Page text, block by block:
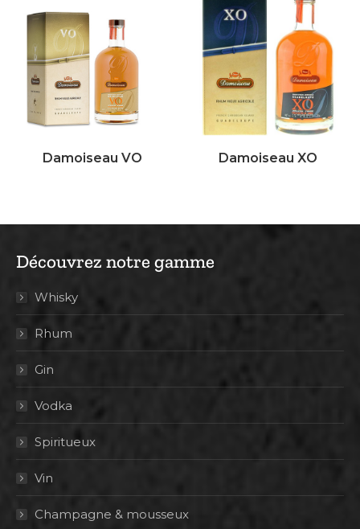
Damoiseau VO Damoiseau XO
Découvrez notre gamme
Whisky
Rhum
Gin
Vodka
Spiritueux
Vin
Champagne & mousseux